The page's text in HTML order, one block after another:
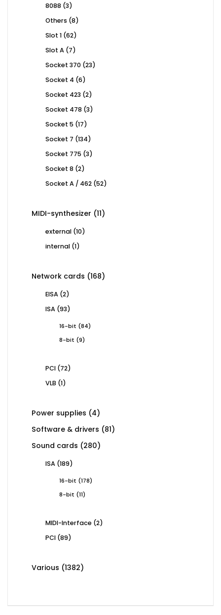
8088 33
Others 88
Slot 1 6262
Slot A 77
Socket 370 2323
Socket 4 66
Socket 423 22
Socket 478 33
Socket 5 1717
Socket 7 134134
Socket 775 33
Socket 8 22
Socket A / 462 5252
MIDI-synthesizer 1111
external 1010
internal 11
Network cards 168168
EISA 22
ISA 9393
16-bit 8484
8-bit
99
PCI 7272
VLB 11
Power supplies 44
Software & drivers 8181
Sound cards 280280
ISA 189189
16-bit 178178
8-bit
1111
MIDI-Interface 22
PCI 8989
Various 13821382